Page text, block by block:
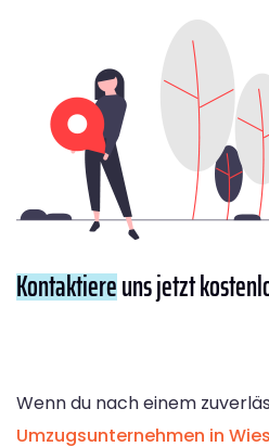
Kontaktiereuns jetzt
Wenn du nach einem
Umzugsunternehmen in